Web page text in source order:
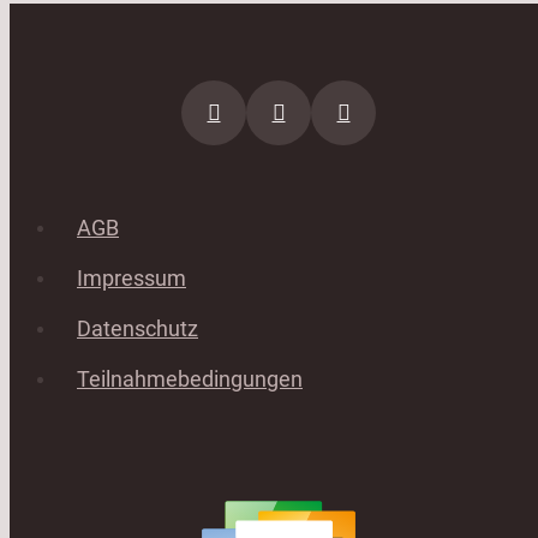
AGB
Impressum
Datenschutz
Teilnahmebedingungen